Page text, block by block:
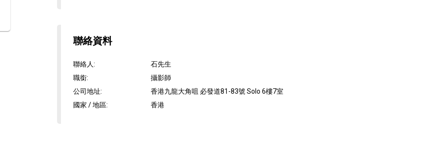
聯絡資料
聯絡人:
石先生
職銜:
攝影師
公司地址:
香港九龍大角咀 必發道81-83號 Solo 6樓7室
國家 / 地區: 香港